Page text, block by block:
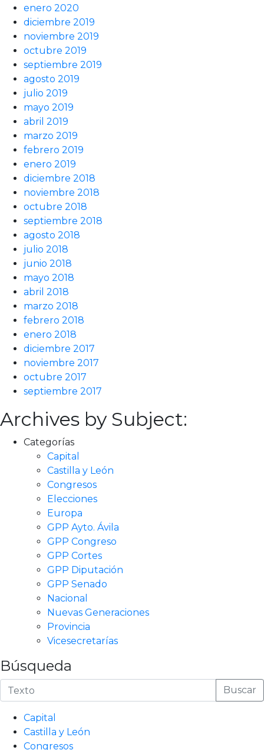
enero 2020
diciembre 2019
noviembre 2019
octubre 2019
septiembre 2019
agosto 2019
julio 2019
mayo 2019
abril 2019
marzo 2019
febrero 2019
enero 2019
diciembre 2018
noviembre 2018
octubre 2018
septiembre 2018
agosto 2018
julio 2018
junio 2018
mayo 2018
abril 2018
marzo 2018
febrero 2018
enero 2018
diciembre 2017
noviembre 2017
octubre 2017
septiembre 2017
Archives by Subject:
Categorías
Capital
Castilla y León
Congresos
Elecciones
Europa
GPP Ayto. Ávila
GPP Congreso
GPP Cortes
GPP Diputación
GPP Senado
Nacional
Nuevas Generaciones
Provincia
Vicesecretarías
Búsqueda
Buscar
Capital
Castilla y León
Congresos